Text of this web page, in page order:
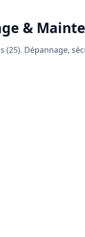
&
Dépannage,